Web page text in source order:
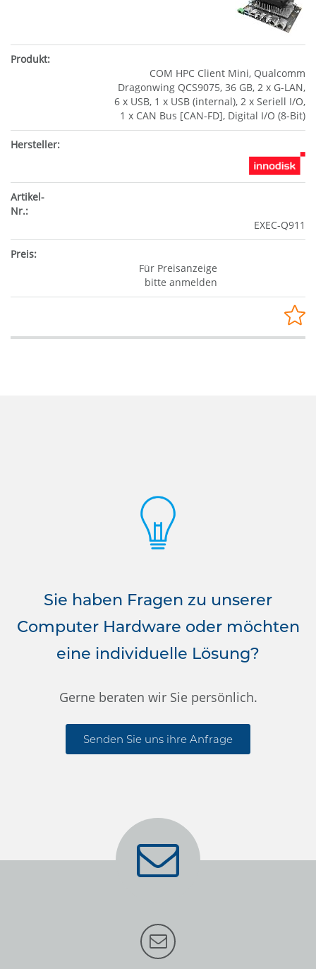
COM HPC Client Mini, Qualcomm
Dragonwing QCS9075, 36 GB, 2 x G-LAN,
6 x USB, 1 x USB (internal), 2 x Seriell I/O,
1 x CAN Bus [CAN-FD], Digital I/O (8-Bit)
EXEC-Q911
Für Preisanzeige
bitte anmelden
Sie haben Fragen zu unserer
Computer Hardware oder möchten
eine individuelle Lösung?
Gerne beraten wir Sie persönlich.
Senden Sie uns ihre Anfrage